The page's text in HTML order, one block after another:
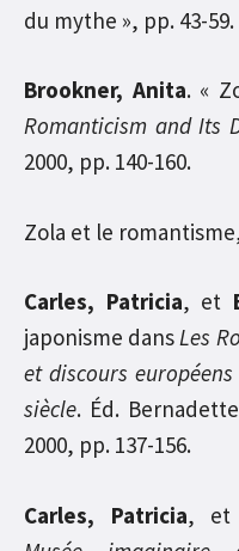
du mythe », pp. 43-59.
Brookner, Anita. «
Romanticism and Its
2000, pp. 140-160.
Zola et le
Carles, Patricia, et
japonisme dansLes
et discours
siècle. Éd.
2000, pp. 137-156.
Carles, Patricia, et